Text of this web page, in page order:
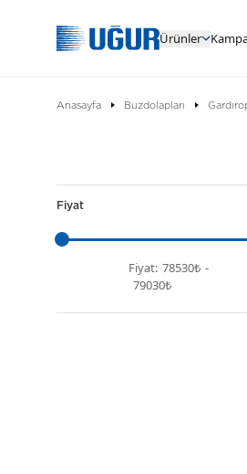
Ürünler
Anasayfa Buzdolapları
Fiyat
Fiyat: 78530₺ -
79030₺